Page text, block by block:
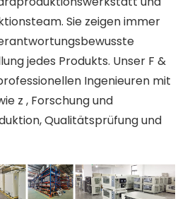
Sie zeigen immer
jedes Produkts. Unser F &
Ingenieuren mit
z , Forschung und
Qualitätsprüfung und